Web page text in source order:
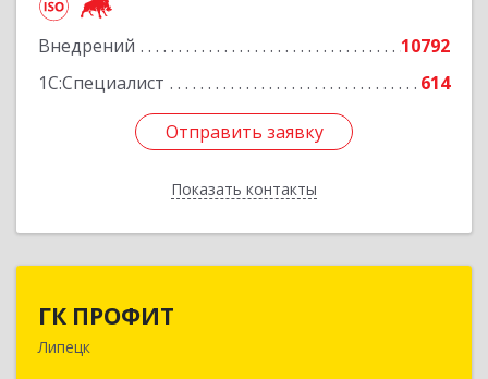
Внедрений
10792
1С:Специалист
614
Отправить заявку
Показать контакты
Отправить заявку
Назад
ГК ПРОФИТ
Липецк
398001, Липецкая обл, Липецк г, Советская ул,